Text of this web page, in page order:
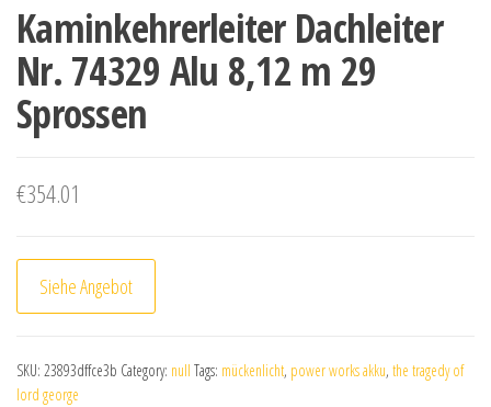
Kaminkehrerleiter Dachleiter
Nr. 74329 Alu 8,12 m 29
Sprossen
€354.01
Siehe Angebot
SKU: 23893dffce3b Category: null Tags: mückenlicht, power works akku, the tragedy of
lord george